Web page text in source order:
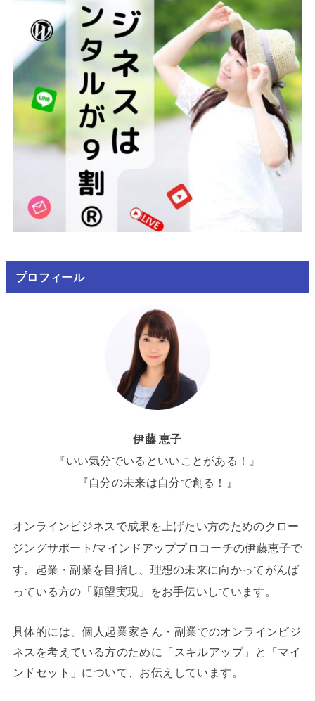
プロフィール
伊藤 恵子
『いい気分でいるといいことがある！』
『自分の未来は自分で創る！』
オンラインビジネスで成果を上げたい方のためのクロー
ジングサポート/マインドアッププロコーチの伊藤恵子で
す。起業・副業を目指し、理想の未来に向かってがんば
っている方の「願望実現」をお手伝いしています。
具体的には、個人起業家さん・副業でのオンラインビジ
ネスを考えている方のために「スキルアップ」と「マイ
ンドセット」について、お伝えしています。